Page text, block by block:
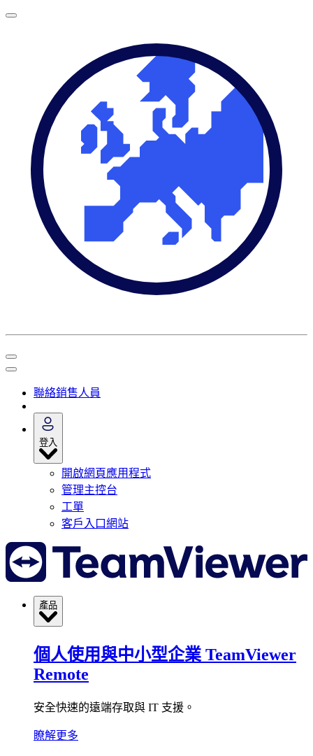
聯絡銷售人員
登入
開啟網頁應用程式
管理主控台
工單
客戶入口網站
產品
個人使用與中小型企業 TeamViewer
Remote
安全快速的遠端存取與 IT 支援。
瞭解更多